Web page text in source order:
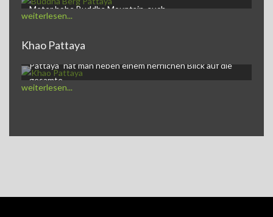
Meter hohe Buddha Mountain, auch…
weiterlesen...
Khao Pattaya
Khao Pattaya und goldener BuddhaAuf dem Berg "Khao
Pattaya" hat man neben einem herrlichen Blick auf die
gesamte…
weiterlesen...